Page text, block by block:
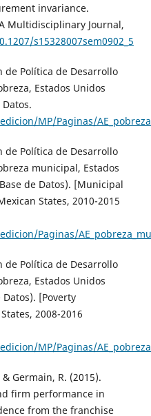
invariance.
Multidisciplinary Journal,
s15328007sem0902_5
de Política de Desarrollo
Estados Unidos
MP/Paginas/
de Política de Desarrollo
municipal, Estados
de Datos). [Municipal
States, 2010-2015
Paginas/
de Política de Desarrollo
Estados Unidos
Datos). [Poverty
2008-2016
MP/Paginas/
Germain, R. (2015).
firm performance in
from the franchise